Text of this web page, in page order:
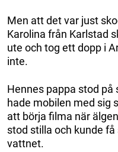
Men att det var just
Karolina från Karlstad
ute och tog ett dopp i
inte.
Hennes pappa stod
hade mobilen med sig
att börja filma när
stod stilla och kunde
vattnet.